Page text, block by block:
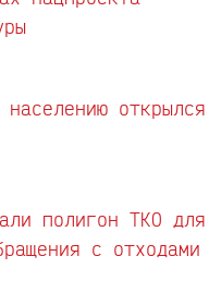
открылся
полигон ТКО для
с отходами